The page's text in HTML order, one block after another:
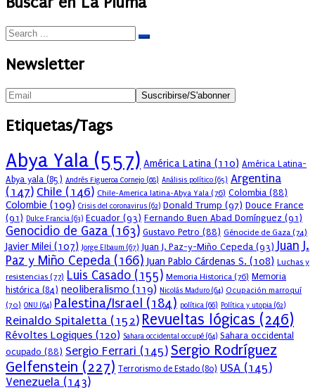
Newsletter
Etiquetas/Tags
Abya Yala (557) América Latina (110) América Latina-
Abya yala (85) Andrés Figueroa Cornejo (68) Análisis político (65) Argentina
(147) Chile (146) Chile-America latina-Abya Yala (76) Colombia (88)
Colombie (109) Crisis del coronavirus (62) Donald Trump (97) Douce France
(91) Dulce Francia (63) Ecuador (93) Fernando Buen Abad Domínguez (91)
Genocidio de Gaza (163) Gustavo Petro (88) Génocide de Gaza (74)
Javier Milei (107) Jorge Elbaum (67) Juan J. Paz-y-Miño Cepeda (93) Juan J.
Paz y Miño Cepeda (166) Juan Pablo Cárdenas S. (108) Luchas y
resistencias (77) Luis Casado (155) Memoria Historica (76) Memoria
histórica (84) neoliberalismo (119) Nicolás Maduro (64) Ocupación marroquí
(70) ONU (64) Palestina/Israel (184) política (66) Política y utopia (62)
Reinaldo Spitaletta (152) Revueltas lógicas (246)
Révoltes Logiques (120) Sahara occidental occupé (64) Sahara occidental
ocupado (88) Sergio Ferrari (145) Sergio Rodríguez
Gelfenstein (227) Terrorismo de Estado (80) USA (145)
Venezuela (143)